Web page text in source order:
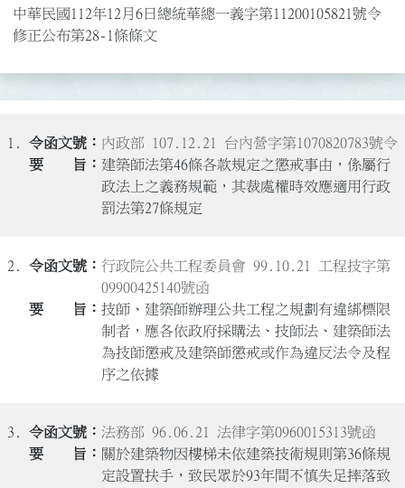
中華民國112年12月6日總統華總一義字第11200105821號令
修正公布第28-1條條文
1.
內政部 107.12.21 台內營字第1070820783號令
建築師法第46條各款規定之懲戒事由，係屬行
政法上之義務規範，其裁處權時效應適用行政
罰法第27條規定
2.
行政院公共工程委員會 99.10.21 工程技字第
09900425140號函
技師、建築師辦理公共工程之規劃有違綁標限
制者，應各依政府採購法、技師法、建築師法
為技師懲戒及建築師懲戒或作為違反法令及程
序之依據
3.
法務部 96.06.21 法律字第0960015313號函
關於建築物因樓梯未依建築技術規則第36條規
定設置扶手，致民眾於93年間不慎失足摔落致